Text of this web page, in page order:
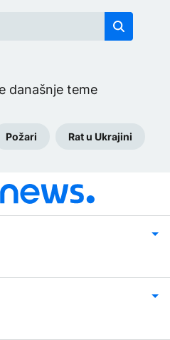
današnje teme
Požari Rat u Ukrajini
Sport